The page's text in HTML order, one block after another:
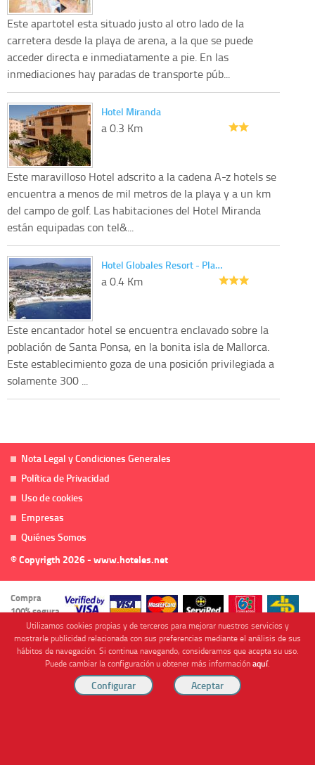
Este apartotel esta situado justo al otro lado de la
carretera desde la playa de arena, a la que se puede
acceder directa e inmediatamente a pie. En las
inmediaciones hay paradas de transporte púb...
Hotel Miranda
a 0.3 Km
Este maravilloso Hotel adscrito a la cadena A-z hotels se
encuentra a menos de mil metros de la playa y a un km
del campo de golf. Las habitaciones del Hotel Miranda
están equipadas con tel&...
Hotel Globales Resort - Pla…
a 0.4 Km
Este encantador hotel se encuentra enclavado sobre la
población de Santa Ponsa, en la bonita isla de Mallorca.
Este establecimiento goza de una posición privilegiada a
solamente 300 ...
Nota Legal y Condiciones Generales
Política de Privacidad
Uso de cookies
Empresas
Quiénes Somos
© Copyrigth 2026 - www.hoteles.net
Compra
100% segura
Cofinanciado por
Utilizamos cookies propias y de terceros para mejorar nuestros servicios y
mostrarle publicidad relacionada con sus preferencias mediante el análisis de sus
hábitos de navegación. Si continua navegando, consideramos que acepta su uso.
Puede cambiar la configuración u obtener más informaciónaquí.